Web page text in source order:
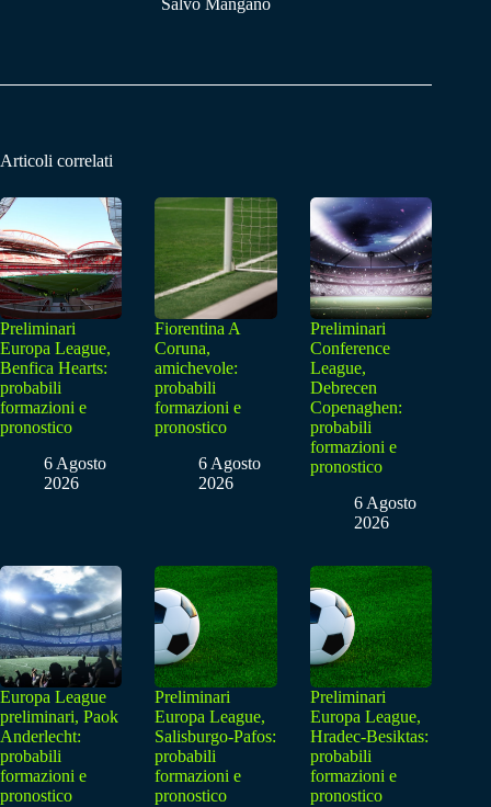
Articoli correlati
Preliminari
Europa League,
Benfica Hearts:
probabili
formazioni e
pronostico
6 Agosto
2026
Fiorentina A
Coruna,
amichevole:
probabili
formazioni e
pronostico
6 Agosto
2026
Preliminari
Conference
League,
Debrecen
Copenaghen:
probabili
formazioni e
pronostico
6 Agosto
2026
Europa League
preliminari, Paok
Anderlecht:
probabili
formazioni e
pronostico
Preliminari
Europa League,
Salisburgo-Pafos:
probabili
formazioni e
pronostico
Preliminari
Europa League,
Hradec-Besiktas:
probabili
formazioni e
pronostico